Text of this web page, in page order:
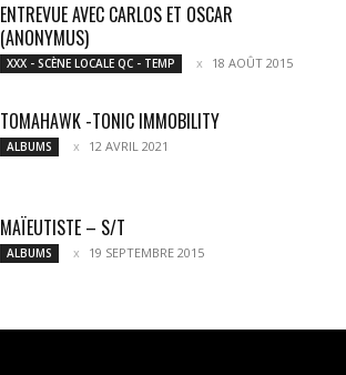
ENTREVUE AVEC CARLOS ET OSCAR
(ANONYMUS)
XXX - SCÈNE LOCALE QC - TEMP 18 AOÛT 2015
TOMAHAWK -TONIC IMMOBILITY
ALBUMS 12 AVRIL 2021
MAÏEUTISTE – S/T
ALBUMS 19 SEPTEMBRE 2015